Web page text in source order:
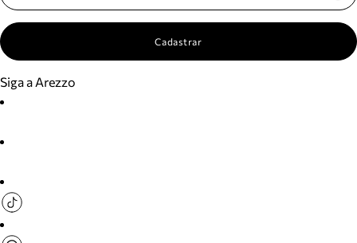
Cadastrar
Siga a Arezzo